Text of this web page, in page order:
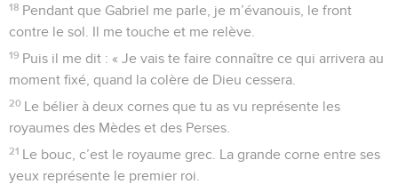
18 Pendant que Gabriel me parle, je m’évanouis, le front
contre le sol. Il me touche et me relève.
19 Puis il me dit : « Je vais te faire connaître ce qui arrivera au
moment fixé, quand la colère de Dieu cessera.
20 Le bélier à deux cornes que tu as vu représente les
royaumes des Mèdes et des Perses.
21 Le bouc, c’est le royaume grec. La grande corne entre ses
yeux représente le premier roi.